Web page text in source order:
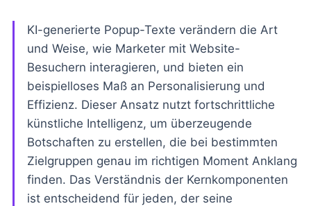
KI-generierte Popup-Texte verändern die Art
und Weise, wie Marketer mit Website-
Besuchern interagieren, und bieten ein
beispielloses Maß an Personalisierung und
Effizienz. Dieser Ansatz nutzt fortschrittliche
künstliche Intelligenz, um überzeugende
Botschaften zu erstellen, die bei bestimmten
Zielgruppen genau im richtigen Moment Anklang
finden. Das Verständnis der Kernkomponenten
ist entscheidend für jeden, der seine